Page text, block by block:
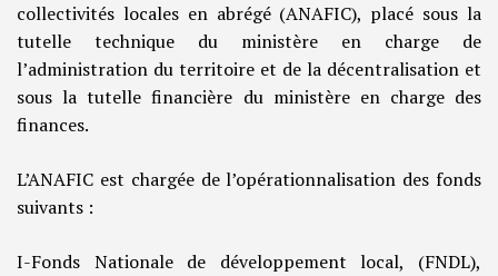
collectivités locales en abrégé (ANAFIC), placé sous la
tutelle technique du ministère en charge de
l’administration du territoire et de la décentralisation et
sous la tutelle financière du ministère en charge des
finances.
L’ANAFIC est chargée de l’opérationnalisation des fonds
suivants :
I-Fonds Nationale de développement local, (FNDL),